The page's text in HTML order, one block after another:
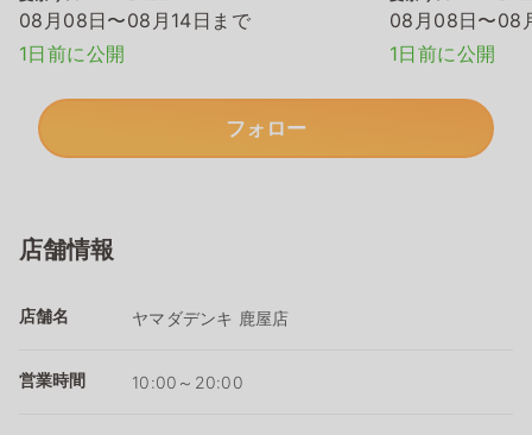
08月08日〜08月14日まで
1日前に公開
08月08日〜08
1日前に公開
フォロー
店舗情報
店舗名 ヤマダデンキ 鹿屋店
営業時間 10:00～20:00